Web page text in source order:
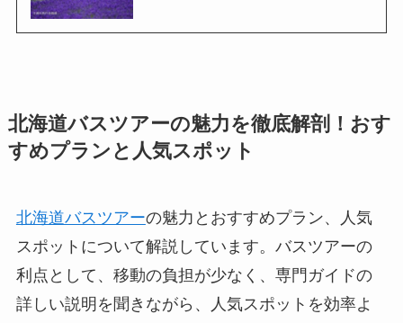
北海道バスツアーの魅力を徹底解剖！おす
すめプランと人気スポット
北海道バスツアーの魅力とおすすめプラン、人気
スポットについて解説しています。バスツアーの
利点として、移動の負担が少なく、専門ガイドの
詳しい説明を聞きながら、人気スポットを効率よ